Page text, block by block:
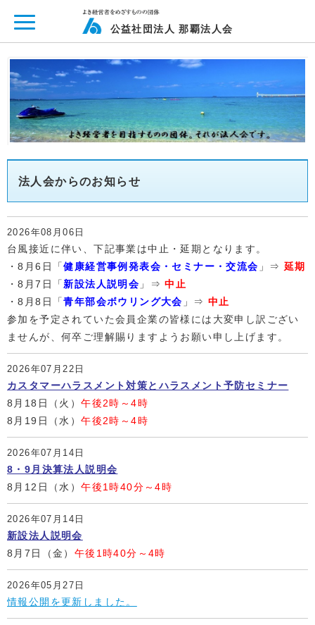
公益社団法人 那覇法人会
法人会からのお知らせ
2026年08月06日
台風接近に伴い、下記事業は中止・延期となります。
・8月6日「健康経営事例発表会・セミナー・交流会 」⇒ 延期
・8月7日「 新設法人説明会 」⇒中止
・8月8日「青年部会ボウリング大会 」⇒中止
参加を予定されていた会員企業の皆様には大変申し訳ござい
ませんが、何卒ご理解賜りますようお願い申し上げます。
2026年07月22日
カスタマーハラスメント対策とハラスメント予防セミナー
8月18日（火）午後2時～4時
8月19日（水）午後2時～4時
2026年07月14日
8・9月決算法人説明会
8月12日（水）午後1時40分～4時
2026年07月14日
新設法人説明会
8月7日（金） 午後1時40分～4時
2026年05月27日
情報公開を更新しました。